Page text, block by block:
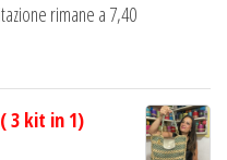
rimane a 7,40
3 kit in 1)